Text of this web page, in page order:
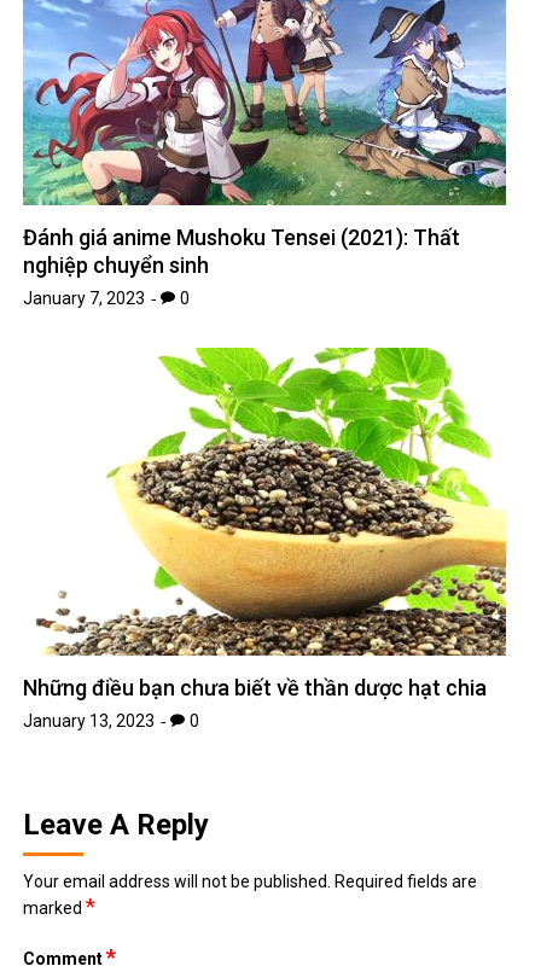
Đánh giá anime Mushoku Tensei (2021): Thất
nghiệp chuyển sinh
January 7, 2023 0
Những điều bạn chưa biết về thần dược hạt chia
January 13, 2023 0
Leave A Reply
Your email address will not be published.
Required fields are
marked*
Comment*